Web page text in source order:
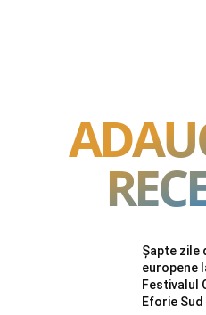
Șapte zile
europene
Festivalul
Eforie Sud